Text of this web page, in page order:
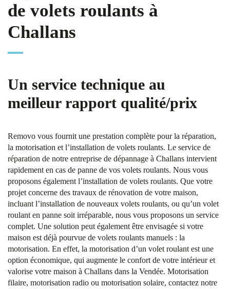
de volets roulants à
Challans
Un service technique au
meilleur rapport qualité/prix
Removo vous fournit une prestation complète pour la réparation,
la motorisation et l’installation de volets roulants. Le service de
réparation de notre entreprise de dépannage à Challans intervient
rapidement en cas de panne de vos volets roulants. Nous vous
proposons également l’installation de volets roulants. Que votre
projet concerne des travaux de rénovation de votre maison,
incluant l’installation de nouveaux volets roulants, ou qu’un volet
roulant en panne soit irréparable, nous vous proposons un service
complet. Une solution peut également être envisagée si votre
maison est déjà pourvue de volets roulants manuels : la
motorisation. En effet, la motorisation d’un volet roulant est une
option économique, qui augmente le confort de votre intérieur et
valorise votre maison à Challans dans la Vendée. Motorisation
filaire, motorisation radio ou motorisation solaire, contactez notre